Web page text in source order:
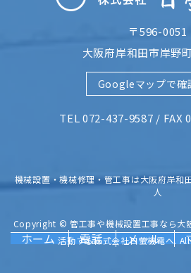
〒596-0051
大阪府岸和田市岸野
Googleマップで確
TEL 072-437-9587 / FAX
機械設置・機械修理・管工事は大阪府岸和
人
Copyright © 管工事や機械設置工事なら大
活動する株式会社日螢機電へ.
ホーム 電話 メール